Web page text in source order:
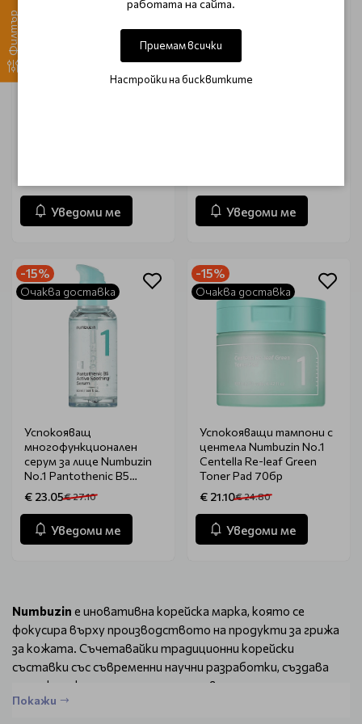
Филтър
Уведоми ме Уведоми ме
-15%
Очаква доставка
Успокояващ
многофункционален
серум за лице Numbuzin
No.1 Pantothenic B5
Active Soothing Serum
50ml
€ 23.05€ 27.10
Уведоми ме
-15%
Очаква доставка
Успокояващи тампони с
центела Numbuzin No.1
Centella Re-leaf Green
Toner Pad 70бр
€ 21.10€ 24.80
Уведоми ме
Numbuzin е иновативна корейска марка, която се
фокусира върху производството на продукти за грижа
за кожата. Съчетавайки традиционни корейски
съставки със съвременни научни разработки, създава
продукти, които не само подхранват и хидратират
кожата, но и я предпазват от вредните външни влияния.
Покажи
работата на сайта.
Приемам всички
Настройки на бисквитките